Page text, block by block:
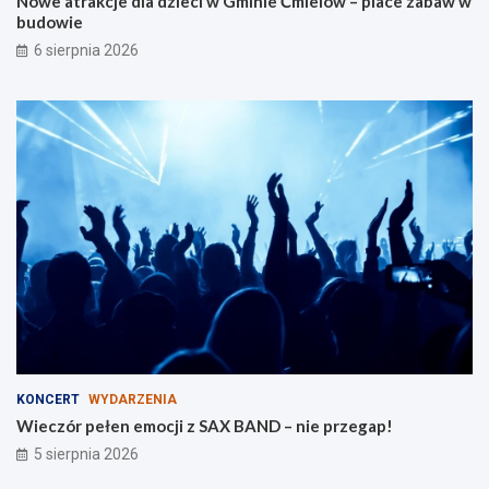
a
r
z
i
n
e
budowie
6 sierpnia 2026
KONCERT WYDARZENIA
Wieczór pełen emocji z SAX BAND – nie przegap!
5 sierpnia 2026